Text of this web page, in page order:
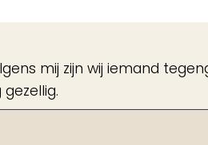
de
lijst
mij zijn wij iemand